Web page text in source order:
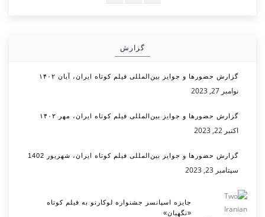
گزارش
گزارش حضورها و جوایز بین‌المللی فیلم کوتاه ایران، آبان ۱۴۰۲
نوامبر 27, 2023
گزارش حضورها و جوایز بین‌المللی فیلم کوتاه ایران، مهر ۱۴۰۲
اکتبر 22, 2023
گزارش حضورها و جوایز بین‌المللی فیلم کوتاه ایران، شهریور 1402
سپتامبر 23, 2023
جایزه اسپانسر جشنواره لوکارنو به فیلم کوتاه
«نگهبان»